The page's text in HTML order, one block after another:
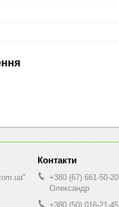
+380 (67) 661-50-20
Олександр
+380 (50) 016-21-45